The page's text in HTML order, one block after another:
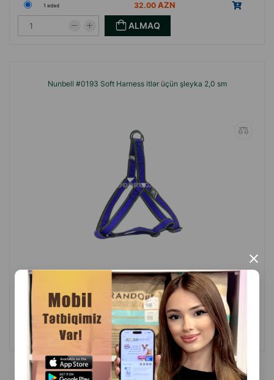
×
1 ədəd
32.00
ALMAQ
Nunbell #0193 Soft Harness itlər üçün şleyka 2,0 sm
Çəki Qiymət
1 ədəd
7.80
ALMAQ